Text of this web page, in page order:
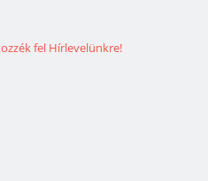
fel Hírlevelünkre!